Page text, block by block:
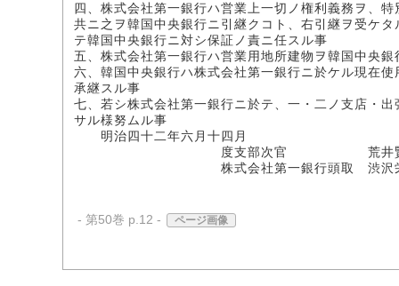
四、株式会社第一銀行ハ営業上一切ノ権利義務ヲ、
共ニ之ヲ韓国中央銀行ニ引継クコト、右引継ヲ受ケ
テ韓国中央銀行ニ対シ保証ノ責ニ任スル事
五、株式会社第一銀行ハ営業用地所建物ヲ韓国中央
六、韓国中央銀行ハ株式会社第一銀行ニ於ケル現在
承継スル事
七、若シ株式会社第一銀行ニ於テ、一・二ノ支店・
サル様努ムル事
明治四十二年六月十四月
度支部次官 荒井賢
株式会社第一銀行頭取 渋沢
- 第50巻 p.12 - ページ画像